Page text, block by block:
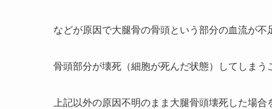
などが原因で大腿骨の骨頭という部分の血流が不
骨頭部分が壊死（細胞が死んだ状態）してしまう
上記以外の原因不明のまま大腿骨頭壊死した場合